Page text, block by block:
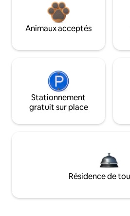
Animaux acceptés
Stationnement
gratuit sur place
Résidence de